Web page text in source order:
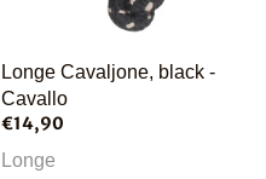
Longe Cavaljone, black -
Cavallo
€14,90
Longe